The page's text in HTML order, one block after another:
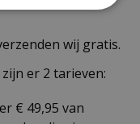
wij gratis.
er 2 tarieven:
€ 49,95 van